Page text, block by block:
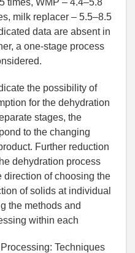
times, WMP – 4.4–5.8
milk replacer – 5.5–8.5
data are absent in
a one-stage process
the possibility of
for the dehydration
stages, the
to the changing
Further reduction
dehydration process
direction of choosing the
of solids at individual
the methods and
within each
Techniques